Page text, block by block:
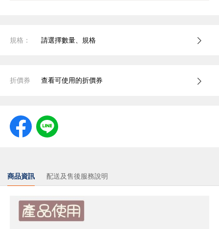
規格： 請選擇數量、規格
折價券 查看可使用的折價券
商品資訊 配送及售後服務說明